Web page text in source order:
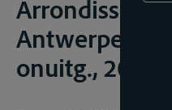
Antwerpen,
onuitg.,